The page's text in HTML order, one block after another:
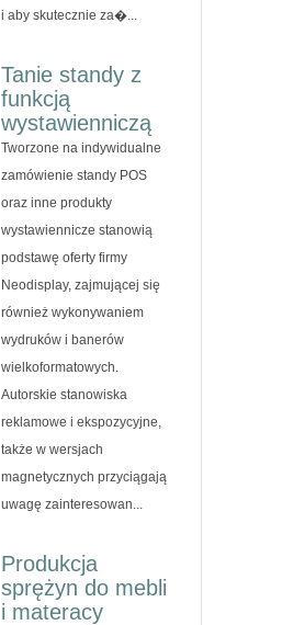
i aby skutecznie za�...
Tanie standy z
funkcją
wystawienniczą
Tworzone na indywidualne
zamówienie standy POS
oraz inne produkty
wystawiennicze stanowią
podstawę oferty firmy
Neodisplay, zajmującej się
również wykonywaniem
wydruków i banerów
wielkoformatowych.
Autorskie stanowiska
reklamowe i ekspozycyjne,
także w wersjach
magnetycznych przyciągają
uwagę zainteresowan...
Produkcja
sprężyn do mebli
i materacy